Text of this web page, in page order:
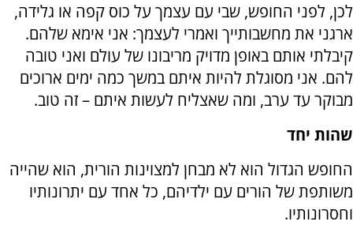
לכן, לפני החופש, שבי עם עצמך על כוס קפה או גלידה,
ארגני את מחשבותייך ואמרי לעצמך: אני אימא שלהם.
קיבלתי אותם באופן מדויק מריבונו של עולם ואני טובה
להם. אני מסוגלת להיות איתם במשך כמה ימים ארוכים
מבוקר עד ערב, ומה שאצליח לעשות איתם – זה טוב.
שהות יחד
החופש הגדול הוא לא מבחן למצוינות הורית, הוא שהייה
משותפת של הורים עם ילדיהם, כל אחד עם יתרונותיו
וחסרונותיו.